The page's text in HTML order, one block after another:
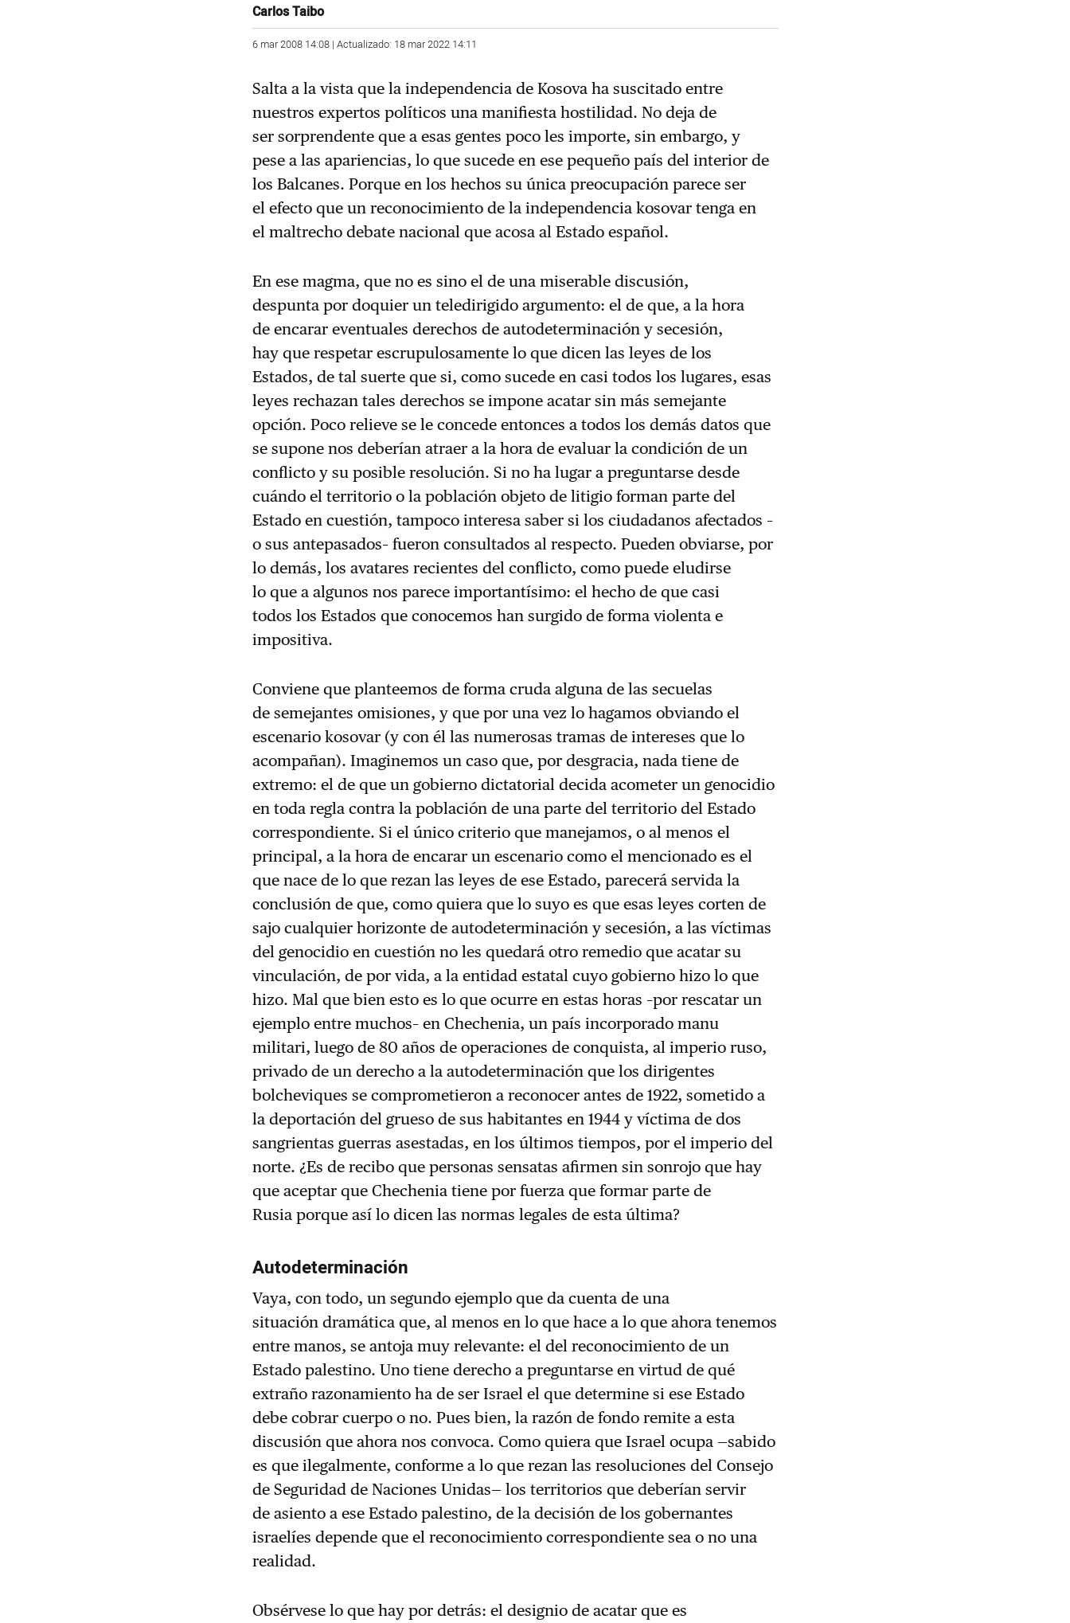
Carlos Taibo
6 mar 2008 14:08 | Actualizado: 18 mar 2022 14:11
Salta a la vista que la independencia de Kosova ha suscitado entre
nuestros expertos políticos una manifiesta hostilidad. No deja de
ser sorprendente que a esas gentes poco les importe, sin embargo, y
pese a las apariencias, lo que sucede en ese pequeño país del interior de
los Balcanes. Porque en los hechos su única preocupación parece ser
el efecto que un reconocimiento de la independencia kosovar tenga en
el maltrecho debate nacional que acosa al Estado español.
En ese magma, que no es sino el de una miserable discusión,
despunta por doquier un teledirigido argumento: el de que, a la hora
de encarar eventuales derechos de autodeterminación y secesión,
hay que respetar escrupulosamente lo que dicen las leyes de los
Estados, de tal suerte que si, como sucede en casi todos los lugares, esas
leyes rechazan tales derechos se impone acatar sin más semejante
opción. Poco relieve se le concede entonces a todos los demás datos que
se supone nos deberían atraer a la hora de evaluar la condición de un
conflicto y su posible resolución. Si no ha lugar a preguntarse desde
cuándo el territorio o la población objeto de litigio forman parte del
Estado en cuestión, tampoco interesa saber si los ciudadanos afectados –
o sus antepasados– fueron consultados al respecto. Pueden obviarse, por
lo demás, los avatares recientes del conflicto, como puede eludirse
lo que a algunos nos parece importantísimo: el hecho de que casi
todos los Estados que conocemos han surgido de forma violenta e
impositiva.
Conviene que planteemos de forma cruda alguna de las secuelas
de semejantes omisiones, y que por una vez lo hagamos obviando el
escenario kosovar (y con él las numerosas tramas de intereses que lo
acompañan). Imaginemos un caso que, por desgracia, nada tiene de
extremo: el de que un gobierno dictatorial decida acometer un genocidio
en toda regla contra la población de una parte del territorio del Estado
correspondiente. Si el único criterio que manejamos, o al menos el
principal, a la hora de encarar un escenario como el mencionado es el
que nace de lo que rezan las leyes de ese Estado, parecerá servida la
conclusión de que, como quiera que lo suyo es que esas leyes corten de
sajo cualquier horizonte de autodeterminación y secesión, a las víctimas
del genocidio en cuestión no les quedará otro remedio que acatar su
vinculación, de por vida, a la entidad estatal cuyo gobierno hizo lo que
hizo. Mal que bien esto es lo que ocurre en estas horas –por rescatar un
ejemplo entre muchos– en Chechenia, un país incorporado manu
militari, luego de 80 años de operaciones de conquista, al imperio ruso,
privado de un derecho a la autodeterminación que los dirigentes
bolcheviques se comprometieron a reconocer antes de 1922, sometido a
la deportación del grueso de sus habitantes en 1944 y víctima de dos
sangrientas guerras asestadas, en los últimos tiempos, por el imperio del
norte. ¿Es de recibo que personas sensatas afirmen sin sonrojo que hay
que aceptar que Chechenia tiene por fuerza que formar parte de
Rusia porque así lo dicen las normas legales de esta última?
Autodeterminación
Vaya, con todo, un segundo ejemplo que da cuenta de una
situación dramática que, al menos en lo que hace a lo que ahora tenemos
entre manos, se antoja muy relevante: el del reconocimiento de un
Estado palestino. Uno tiene derecho a preguntarse en virtud de qué
extraño razonamiento ha de ser Israel el que determine si ese Estado
debe cobrar cuerpo o no. Pues bien, la razón de fondo remite a esta
discusión que ahora nos convoca. Como quiera que Israel ocupa —sabido
es que ilegalmente, conforme a lo que rezan las resoluciones del Consejo
de Seguridad de Naciones Unidas— los territorios que deberían servir
de asiento a ese Estado palestino, de la decisión de los gobernantes
israelíes depende que el reconocimiento correspondiente sea o no una
realidad.
Obsérvese lo que hay por detrás: el designio de acatar que es